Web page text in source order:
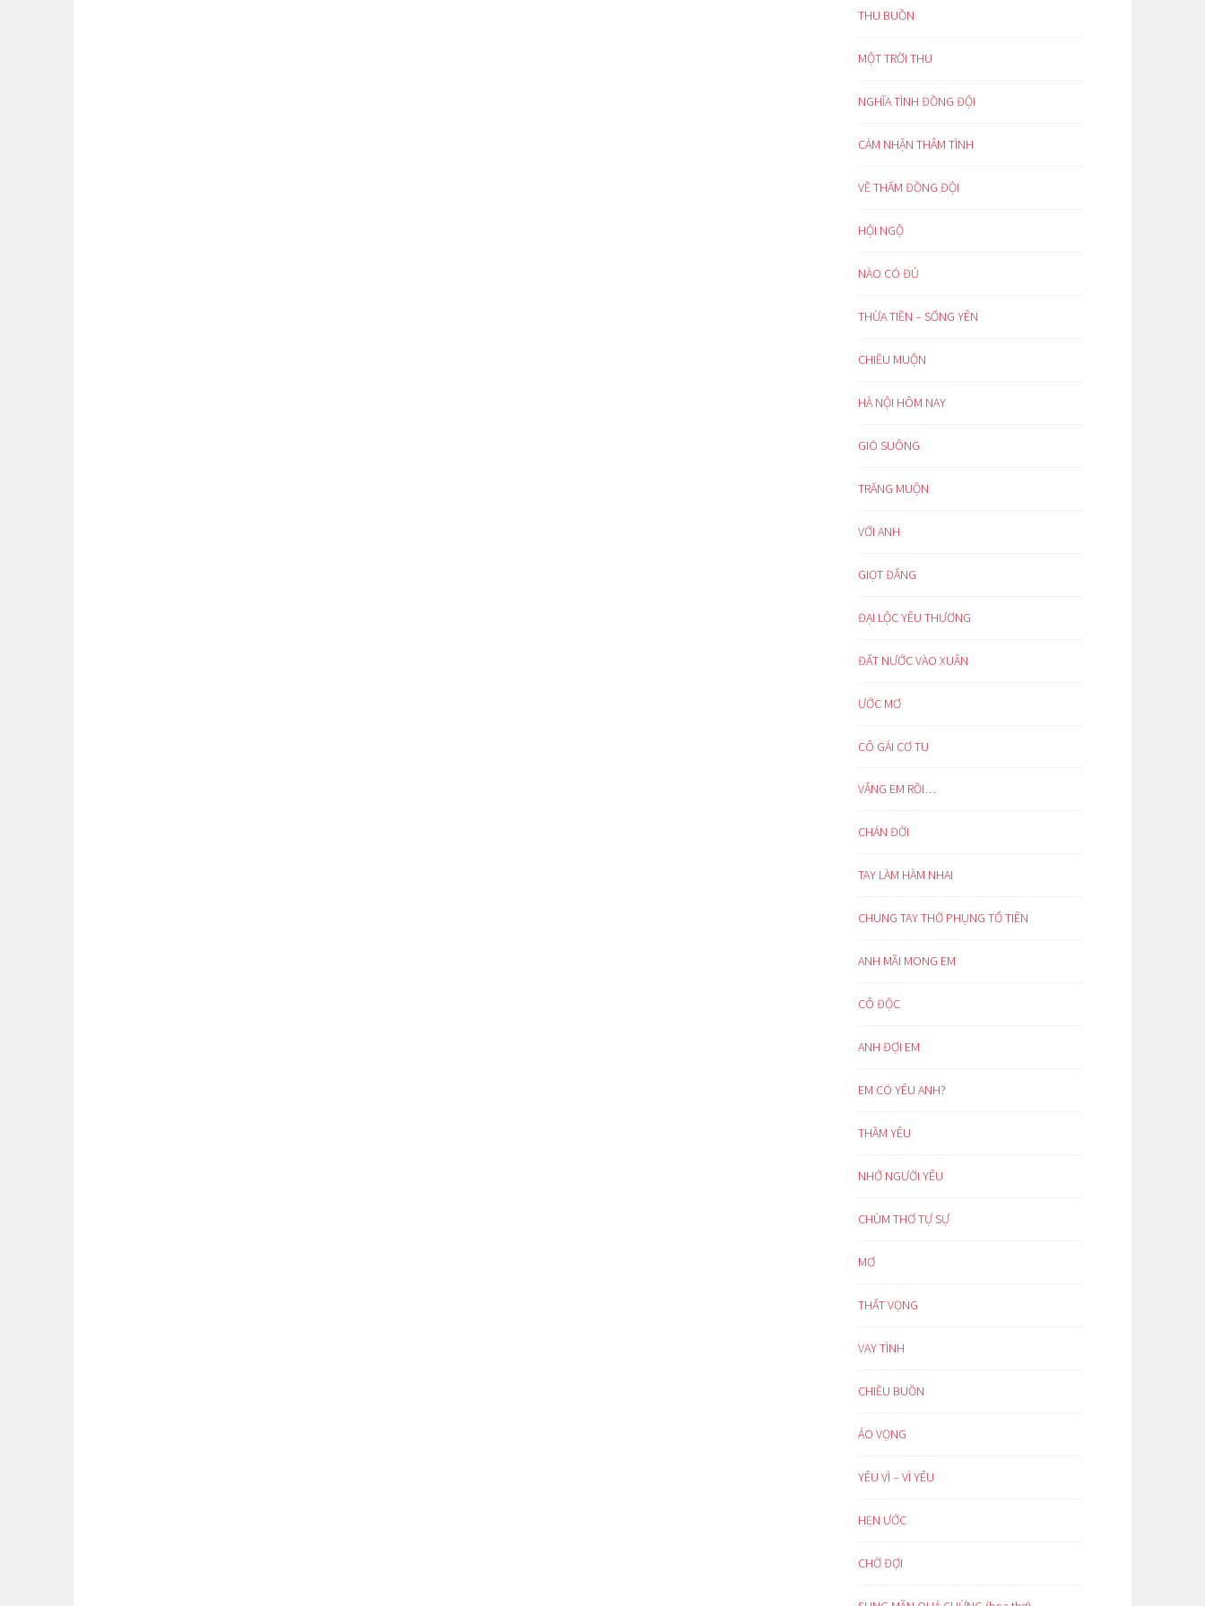
THU BUỒN
MỘT TRỜI THU
NGHĨA TÌNH ĐỒNG ĐỘI
CẢM NHẬN THÂM TÌNH
VỀ THĂM ĐỒNG ĐỘI
HỘI NGỘ
NÀO CÓ ĐỦ
THỪA TIỀN – SỐNG YÊN
CHIỀU MUỘN
HÀ NỘI HÔM NAY
GIÓ SUÔNG
TRĂNG MUỘN
VỚI ANH
GIỌT ĐẮNG
ĐẠI LỘC YÊU THƯƠNG
ĐẤT NƯỚC VÀO XUÂN
ƯỚC MƠ
CÔ GÁI CƠ TU
VẮNG EM RỒI…
CHÁN ĐỜI
TAY LÀM HÀM NHAI
CHUNG TAY THỜ PHỤNG TỔ TIÊN
ANH MÃI MONG EM
CÔ ĐỘC
ANH ĐỢI EM
EM CÓ YÊU ANH?
THẦM YÊU
NHỚ NGƯỜI YÊU
CHÙM THƠ TỰ SỰ
MƠ
THẤT VỌNG
VAY TÌNH
CHIỀU BUỒN
ẢO VỌNG
YÊU VÌ – VÌ YÊU
HẸN ƯỚC
CHỜ ĐỢI